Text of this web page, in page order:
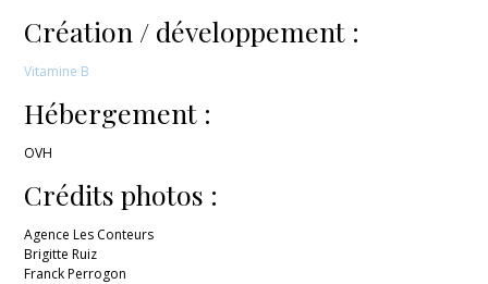
Création / développement :
Vitamine B
Hébergement :
OVH
Crédits photos :
Agence Les Conteurs
Brigitte Ruiz
Franck Perrogon